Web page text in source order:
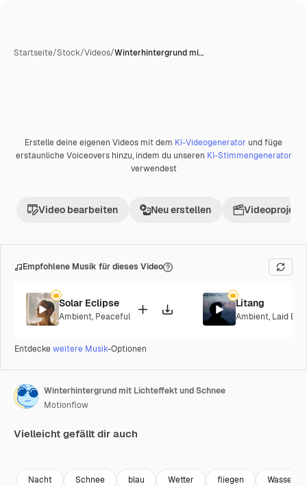
Startseite/Stock/Videos/Winterhintergrund mi…
Premium
Erstelle deine eigenen Videos mit dem KI-Videogenerator und füge
erstaunliche Voiceovers hinzu, indem du unseren KI-Stimmengenerator
verwendest
Video bearbeiten Neu erstellen Videoprojekt
Empfohlene Musik für dieses Video
Solar Eclipse
Ambient, Peaceful
Litang
Ambient, Laid
Entdeckeweitere Musik-Optionen
Winterhintergrund mit Lichteffekt und Schnee
Motionflow
Vielleicht gefällt dir auch
Nacht Schnee blau Wetter fliegen Wasser